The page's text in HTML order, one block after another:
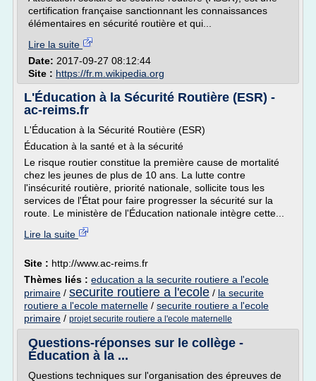
certification française sanctionnant les connaissances
élémentaires en sécurité routière et qui...
Lire la suite
Date: 2017-09-27 08:12:44
Site : https://fr.m.wikipedia.org
L'Éducation à la Sécurité Routière (ESR) -
ac-reims.fr
L'Éducation à la Sécurité Routière (ESR)
Éducation à la santé et à la sécurité
Le risque routier constitue la première cause de mortalité
chez les jeunes de plus de 10 ans. La lutte contre
l'insécurité routière, priorité nationale, sollicite tous les
services de l'État pour faire progresser la sécurité sur la
route. Le ministère de l'Éducation nationale intègre cette...
Lire la suite
Site : http://www.ac-reims.fr
Thèmes liés : education a la securite routiere a l'ecole
primaire / securite routiere a l'ecole / la securite
routiere a l'ecole maternelle / securite routiere a l'ecole
primaire / projet securite routiere a l'ecole maternelle
Questions-réponses sur le collège -
Éducation à la ...
Questions techniques sur l'organisation des épreuves de